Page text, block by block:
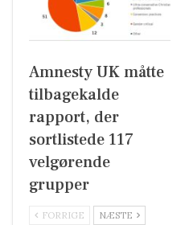
Amnesty UK måtte
tilbagekalde
rapport, der
sortlistede 117
velgørende
grupper
FORRIGE NÆSTE